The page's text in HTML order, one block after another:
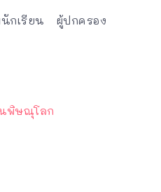
นักเรียน ผู้ปกครอง
พิษณุโลก